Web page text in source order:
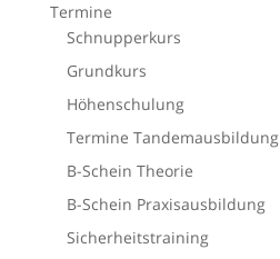
Termine
Schnupperkurs
Grundkurs
Höhenschulung
Termine Tandemausbildung
B-Schein Theorie
B-Schein Praxisausbildung
Sicherheitstraining